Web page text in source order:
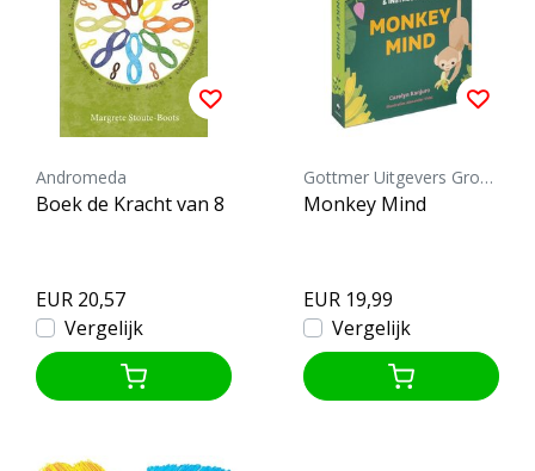
Andromeda
Boek de Kracht van 8
EUR 20,57
Vergelijk
Gottmer Uitgevers Groep b.v.
Monkey Mind
EUR 19,99
Vergelijk